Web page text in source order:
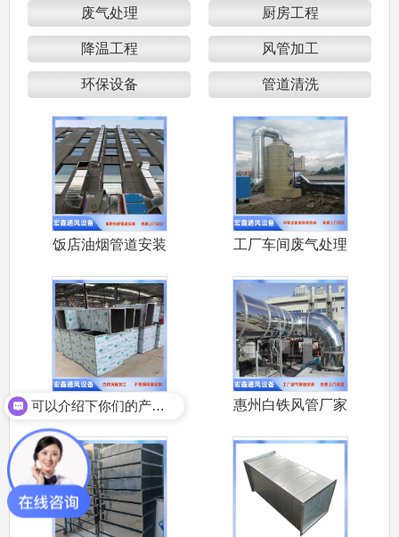
废气处理 厨房工程
降温工程 风管加工
环保设备 管道清洗
饭店油烟管道安装
工厂车间废气处理
惠州不锈钢通风管
惠州白铁风管厂家
可以介绍下你们的产品么？